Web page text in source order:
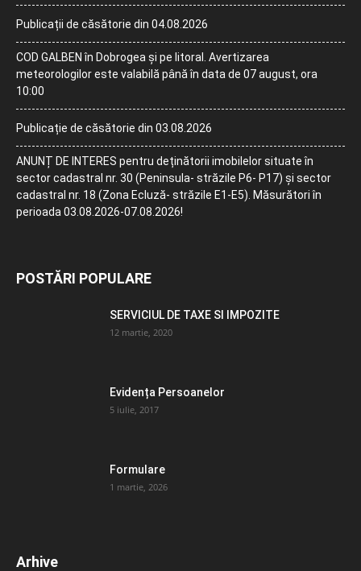
Publicații de căsătorie din 04.08.2026
COD GALBEN în Dobrogea și pe litoral. Avertizarea
meteorologilor este valabilă până în data de 07 august, ora
10:00
Publicație de căsătorie din 03.08.2026
ANUNȚ DE INTERES pentru deținătorii imobilelor situate în
sector cadastral nr. 30 (Peninsula- străzile P6- P17) și sector
cadastral nr. 18 (Zona Ecluză- străzile E1-E5). Măsurători în
perioada 03.08.2026-07.08.2026!
POSTĂRI POPULARE
SERVICIUL DE TAXE SI IMPOZITE
12 martie, 2020
Evidența Persoanelor
5 iulie, 2017
Formulare
1 martie, 2026
Arhive